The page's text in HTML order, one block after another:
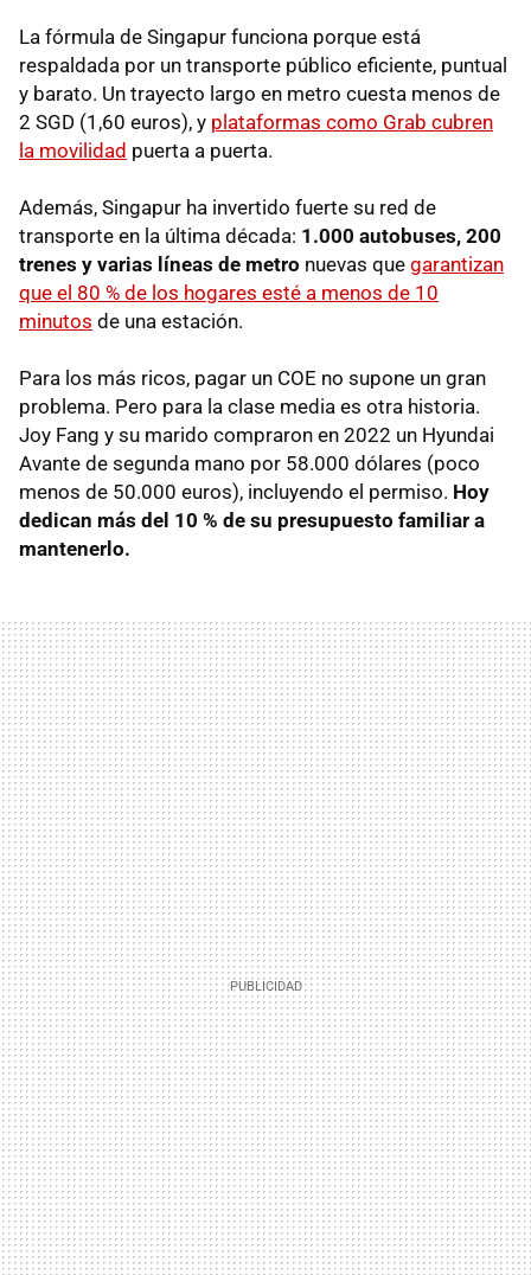
La fórmula de Singapur funciona porque está
respaldada por un transporte público eficiente, puntual
y barato. Un trayecto largo en metro cuesta menos de
2 SGD (1,60 euros), y plataformas como Grab cubren
la movilidad puerta a puerta.
Además, Singapur ha invertido fuerte su red de
transporte en la última década: 1.000 autobuses, 200
trenes y varias líneas de metro nuevas que garantizan
que el 80 % de los hogares esté a menos de 10
minutos de una estación.
Para los más ricos, pagar un COE no supone un gran
problema. Pero para la clase media es otra historia.
Joy Fang y su marido compraron en 2022 un Hyundai
Avante de segunda mano por 58.000 dólares (poco
menos de 50.000 euros), incluyendo el permiso. Hoy
dedican más del 10 % de su presupuesto familiar a
mantenerlo.